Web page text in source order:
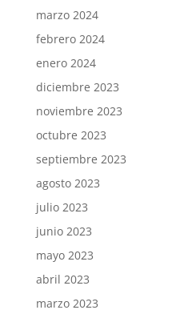
marzo 2024
febrero 2024
enero 2024
diciembre 2023
noviembre 2023
octubre 2023
septiembre 2023
agosto 2023
julio 2023
junio 2023
mayo 2023
abril 2023
marzo 2023